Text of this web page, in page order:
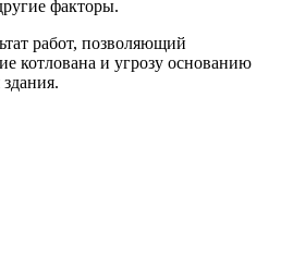
факторы.
работ, позволяющий
котлована и угрозу основанию